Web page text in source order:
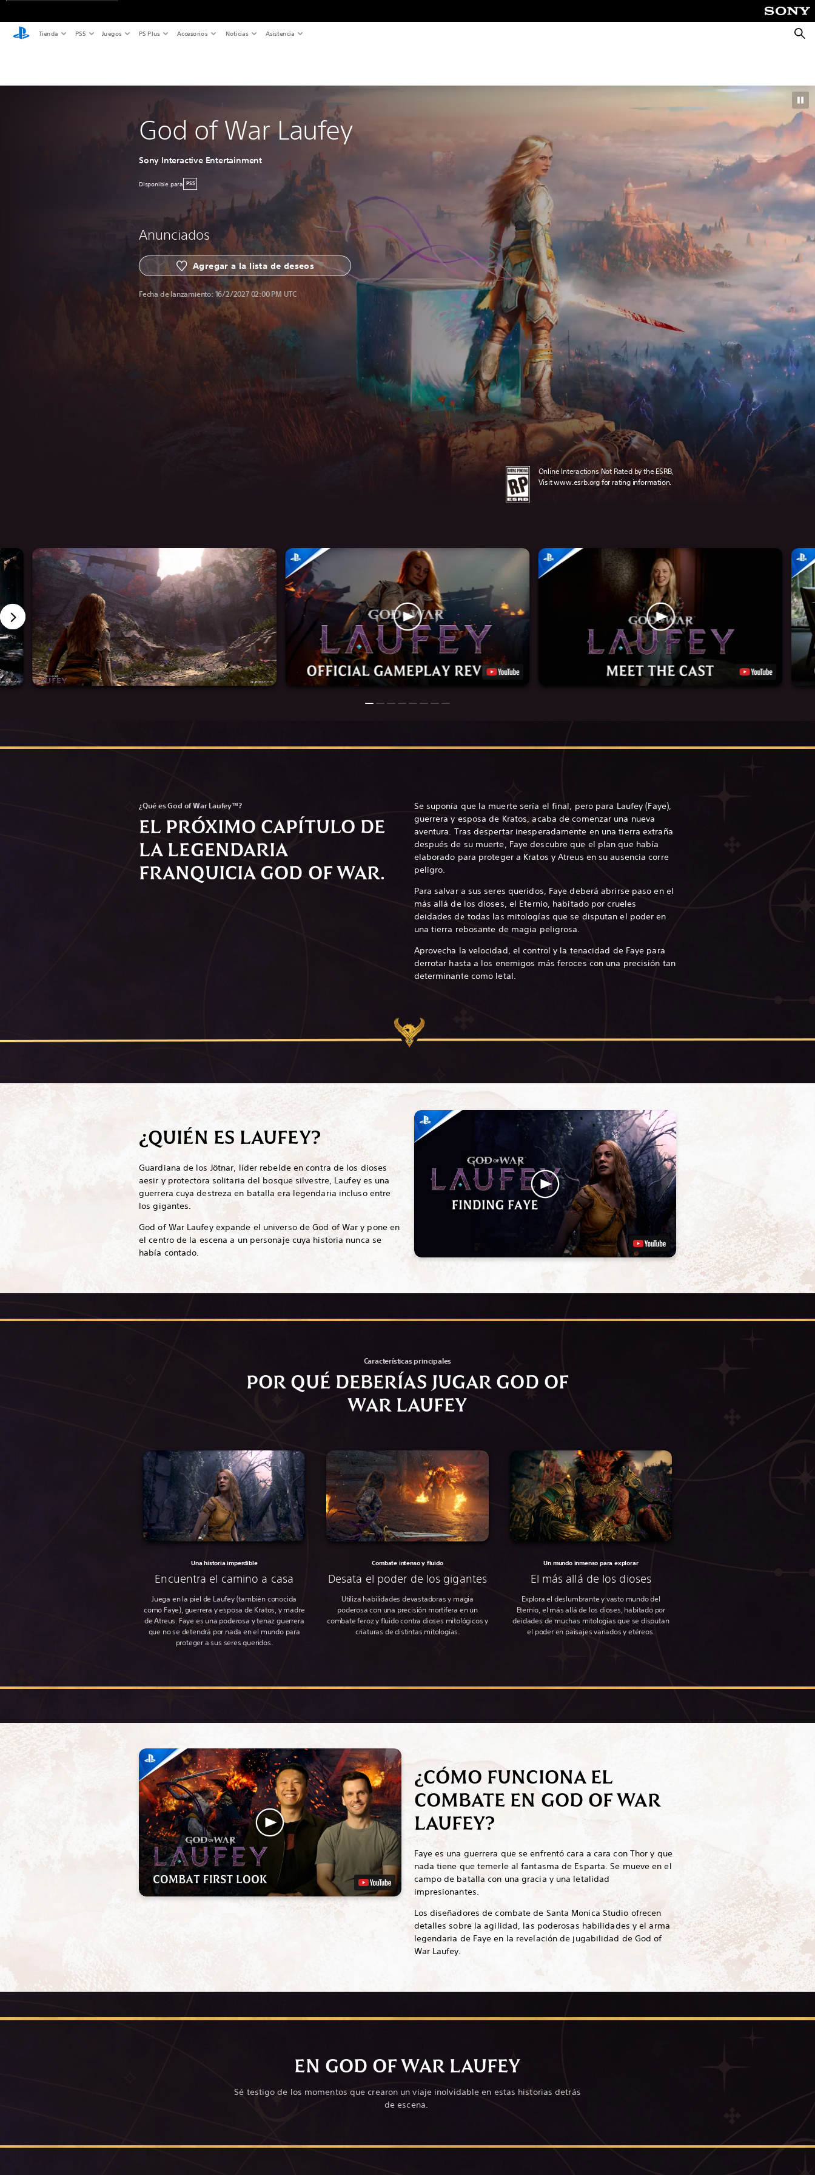
Tienda PS5 Juegos PS Plus Accesorios Noticias Asistencia
God of War Laufey
Sony Interactive Entertainment
Disponible para PS5
Anunciados
Agregar a la lista de deseos
Fecha de lanzamiento: 16/2/2027 02:00 PM UTC
Online Interactions Not Rated by the ESRB,
Visit www.esrb.org for rating information.
¿Qué es God of War Laufey™?
EL PRÓXIMO CAPÍTULO DE
LA LEGENDARIA
FRANQUICIA GOD OF WAR.
Se suponía que la muerte sería el final, pero para Laufey (Faye),
guerrera y esposa de Kratos, acaba de comenzar una nueva
aventura. Tras despertar inesperadamente en una tierra extraña
después de su muerte, Faye descubre que el plan que había
elaborado para proteger a Kratos y Atreus en su ausencia corre
peligro.
Para salvar a sus seres queridos, Faye deberá abrirse paso en el
más allá de los dioses, el Eternio, habitado por crueles
deidades de todas las mitologías que se disputan el poder en
una tierra rebosante de magia peligrosa.
Aprovecha la velocidad, el control y la tenacidad de Faye para
derrotar hasta a los enemigos más feroces con una precisión tan
determinante como letal.
¿QUIÉN ES LAUFEY?
Guardiana de los Jötnar, líder rebelde en contra de los dioses
aesir y protectora solitaria del bosque silvestre, Laufey es una
guerrera cuya destreza en batalla era legendaria incluso entre
los gigantes.
God of War Laufey expande el universo de God of War y pone en
el centro de la escena a un personaje cuya historia nunca se
había contado.
Características principales
POR QUÉ DEBERÍAS JUGAR GOD OF
WAR LAUFEY
Una historia imperdible
Encuentra el camino a casa
Juega en la piel de Laufey (también conocida
como Faye), guerrera y esposa de Kratos, y madre
de Atreus. Faye es una poderosa y tenaz guerrera
que no se detendrá por nada en el mundo para
proteger a sus seres queridos.
Combate intenso y fluido
Desata el poder de los gigantes
Utiliza habilidades devastadoras y magia
poderosa con una precisión mortífera en un
combate feroz y fluido contra dioses mitológicos y
criaturas de distintas mitologías.
Un mundo inmenso para explorar
El más allá de los dioses
Explora el deslumbrante y vasto mundo del
Eternio, el más allá de los dioses, habitado por
deidades de muchas mitologías que se disputan
el poder en paisajes variados y etéreos.
¿CÓMO FUNCIONA EL
COMBATE EN GOD OF WAR
LAUFEY?
Faye es una guerrera que se enfrentó cara a cara con Thor y que
nada tiene que temerle al fantasma de Esparta. Se mueve en el
campo de batalla con una gracia y una letalidad
impresionantes.
Los diseñadores de combate de Santa Monica Studio ofrecen
detalles sobre la agilidad, las poderosas habilidades y el arma
legendaria de Faye en la revelación de jugabilidad de God of
War Laufey.
EN GOD OF WAR LAUFEY
Sé testigo de los momentos que crearon un viaje inolvidable en estas historias detrás
de escena.